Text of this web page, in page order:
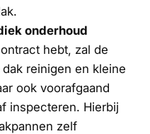
onderhoud
hebt, zal de
reinigen en kleine
ook voorafgaand
inspecteren. Hierbij
zelf